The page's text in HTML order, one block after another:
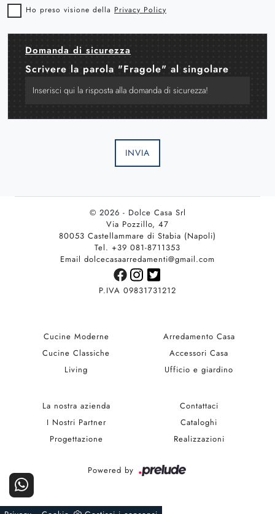
Ho preso visione della Privacy Policy
Domanda di sicurezza
Scrivere la parola "Fragole" al singolare
INVIA
© 2026 - Dolce Casa Srl
Via Pozzillo, 47
80053 Castellammare di Stabia (Napoli)
Tel. +39 081-8711353
Email dolcecasaarredamenti@gmail.com
P.IVA 09831731212
Cucine Moderne
Cucine Classiche
Living
Arredamento Casa
Accessori Casa
Ufficio e giardino
La nostra azienda
I Nostri Partner
Progettazione
Contattaci
Cataloghi
Realizzazioni
Powered by